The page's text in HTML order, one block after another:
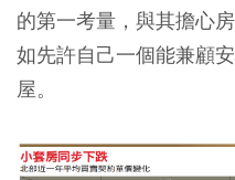
的第一考量，與其擔心
如先許自己一個能兼顧
屋。